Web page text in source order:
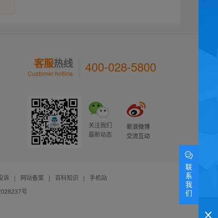
客服热线
Customer hotline 400-028-5800
关注我们
最新动态
新浪微博
交流互动
诉 | 网站备案 | 百科知识 |
手机站
号
联
系
我
们